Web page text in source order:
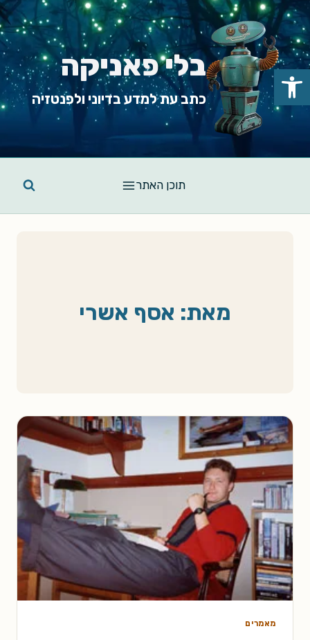
Skip
to
content
בלי פאניקה
כתב עת למדע בדיוני ולפנטזיה
תוכן האתר
מאת: אסף אשרי
מאמרים
פתח סרגל נגישות